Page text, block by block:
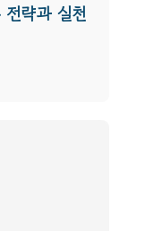
략과 실천